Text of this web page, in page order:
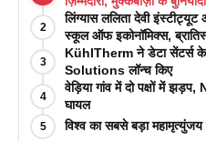
2
लिंग्यास ललिता देवी
स्कूल ऑफ इकोनॉमिक्स,
पत्रिकाओं में प्रकाशन
आयोजन किया
3
KühlTherm ने डेटा सेंटर्स
Solutions लॉन्च किए
4
वेड़िया गांव में दो पक्षों में
घायल
5 विश्व का सबसे बड़ा